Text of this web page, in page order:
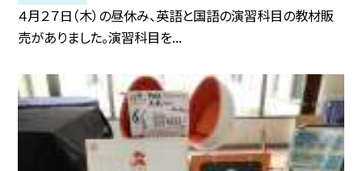
４月２７日（木）の昼休み、英語と国語の演習科目の教材販
売がありました。演習科目を...